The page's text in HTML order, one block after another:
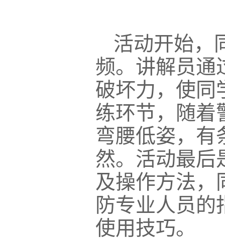
活动开始，
频。讲解员通
破坏力，使同
练环节，随着
弯腰低姿，有
然。活动最后
及操作方法，
防专业人员
使用技巧。